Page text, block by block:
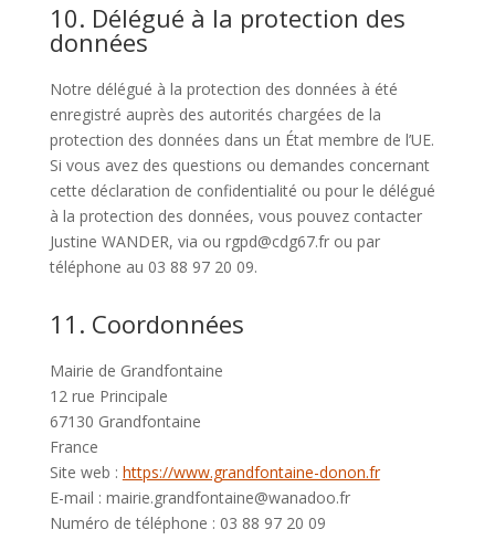
10. Délégué à la protection des
données
Notre délégué à la protection des données à été
enregistré auprès des autorités chargées de la
protection des données dans un État membre de l’UE.
Si vous avez des questions ou demandes concernant
cette déclaration de confidentialité ou pour le délégué
à la protection des données, vous pouvez contacter
Justine WANDER, via ou rgpd@cdg67.fr ou par
téléphone au 03 88 97 20 09.
11. Coordonnées
Mairie de Grandfontaine
12 rue Principale
67130 Grandfontaine
France
Site web : https://www.grandfontaine-donon.fr
E-mail : mairie.grandfontaine@wanadoo.fr
Numéro de téléphone : 03 88 97 20 09